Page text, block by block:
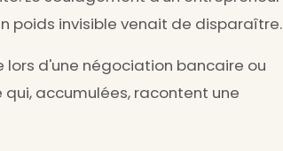
poids invisible venait de disparaître.
d'une négociation bancaire ou
accumulées, racontent une